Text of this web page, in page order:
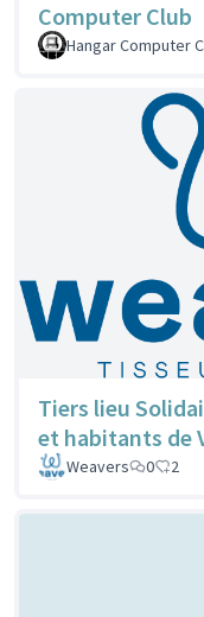
Computer Club
Hangar Computer
Tiers lieu
et habitants de
Weavers
0 2